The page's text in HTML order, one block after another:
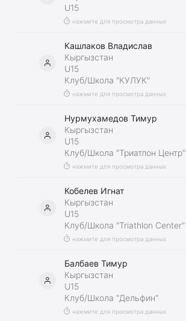
U15
нажмите для просмотра данных
Кашлаков Владислав
Кыргызстан
U15
Клуб/Школа "КУЛУК"
нажмите для просмотра данных
Нурмухамедов Тимур
Кыргызстан
U15
Клуб/Школа "Триатлон Центр"
нажмите для просмотра данных
Кобелев Игнат
Кыргызстан
U15
Клуб/Школа "Triathlon Center"
нажмите для просмотра данных
Балбаев Тимур
Кыргызстан
U15
Клуб/Школа "Дельфин"
нажмите для просмотра данных